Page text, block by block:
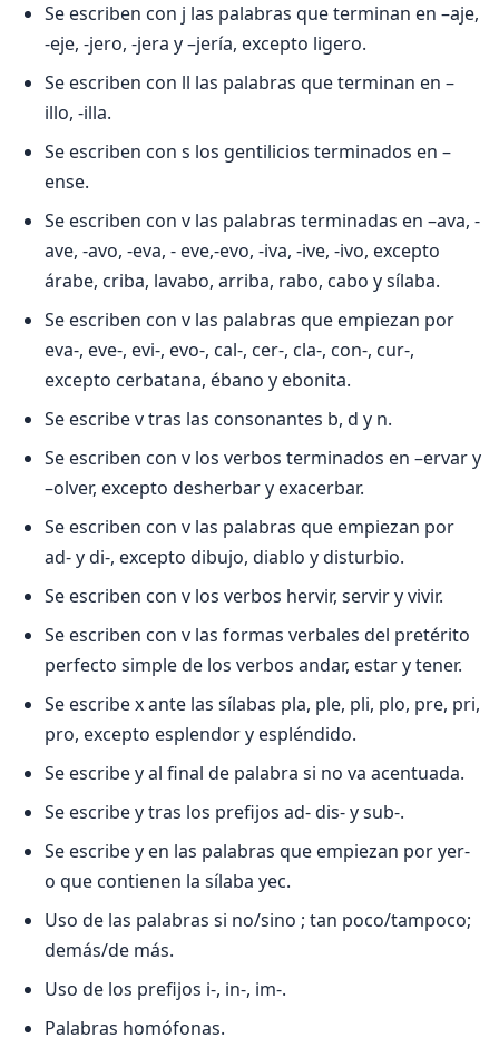
Se escriben con j las palabras que terminan en –aje,
-eje, -jero, -jera y –jería, excepto ligero.
Se escriben con ll las palabras que terminan en –
illo, -illa.
Se escriben con s los gentilicios terminados en –
ense.
Se escriben con v las palabras terminadas en –ava, -
ave, -avo, -eva, - eve,-evo, -iva, -ive, -ivo, excepto
árabe, criba, lavabo, arriba, rabo, cabo y sílaba.
Se escriben con v las palabras que empiezan por
eva-, eve-, evi-, evo-, cal-, cer-, cla-, con-, cur-,
excepto cerbatana, ébano y ebonita.
Se escribe v tras las consonantes b, d y n.
Se escriben con v los verbos terminados en –ervar y
–olver, excepto desherbar y exacerbar.
Se escriben con v las palabras que empiezan por
ad- y di-, excepto dibujo, diablo y disturbio.
Se escriben con v los verbos hervir, servir y vivir.
Se escriben con v las formas verbales del pretérito
perfecto simple de los verbos andar, estar y tener.
Se escribe x ante las sílabas pla, ple, pli, plo, pre, pri,
pro, excepto esplendor y espléndido.
Se escribe y al final de palabra si no va acentuada.
Se escribe y tras los prefijos ad- dis- y sub-.
Se escribe y en las palabras que empiezan por yer-
o que contienen la sílaba yec.
Uso de las palabras si no/sino ; tan poco/tampoco;
demás/de más.
Uso de los prefijos i-, in-, im-.
Palabras homófonas.